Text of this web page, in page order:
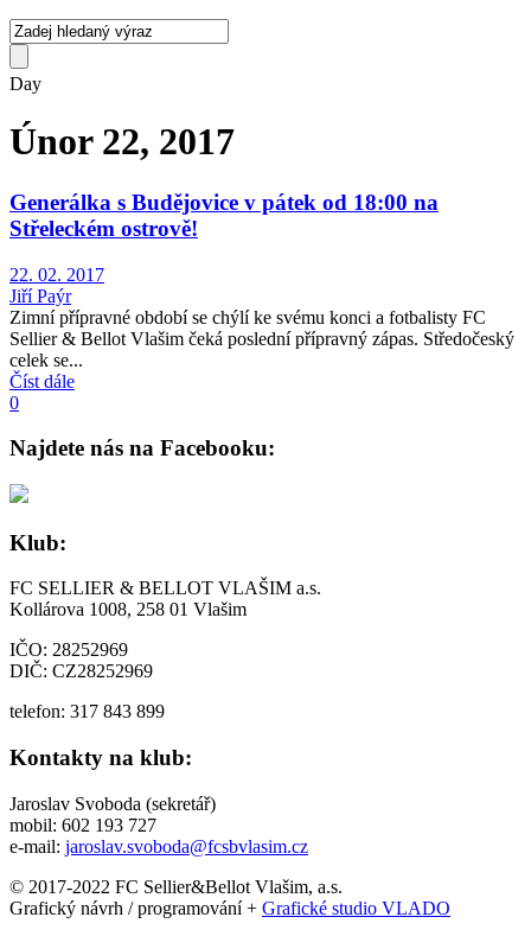
Day
Únor 22, 2017
Generálka s Budějovice v pátek od 18:00 na
Střeleckém ostrově!
22. 02. 2017
Jiří Paýr
Zimní přípravné období se chýlí ke svému konci a fotbalisty FC
Sellier & Bellot Vlašim čeká poslední přípravný zápas. Středočeský
celek se...
Číst dále
0
Najdete nás na Facebooku:
Klub:
FC SELLIER & BELLOT VLAŠIM a.s.
Kollárova 1008, 258 01 Vlašim
IČO: 28252969
DIČ: CZ28252969
telefon: 317 843 899
Kontakty na klub:
Jaroslav Svoboda (sekretář)
mobil: 602 193 727
e-mail: jaroslav.svoboda@fcsbvlasim.cz
© 2017-2022 FC Sellier&Bellot Vlašim, a.s.
Grafický návrh / programování + Grafické studio VLADO